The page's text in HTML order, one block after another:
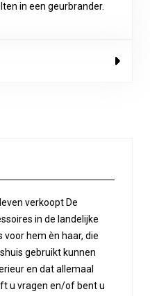
in een geurbrander.
verkoopt De
in de landelijke
hem èn haar, die
gebruikt kunnen
en dat allemaal
u vragen en/of bent u